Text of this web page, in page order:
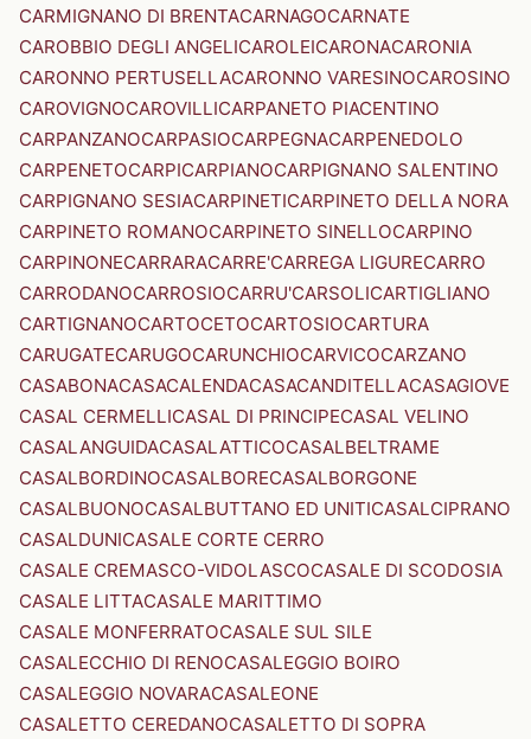
CARMIGNANO DI BRENTACARNAGOCARNATE
CAROBBIO DEGLI ANGELICAROLEICARONACARONIA
CARONNO PERTUSELLACARONNO VARESINOCAROSINO
CAROVIGNOCAROVILLICARPANETO PIACENTINO
CARPANZANOCARPASIOCARPEGNACARPENEDOLO
CARPENETOCARPICARPIANOCARPIGNANO SALENTINO
CARPIGNANO SESIACARPINETICARPINETO DELLA NORA
CARPINETO ROMANOCARPINETO SINELLOCARPINO
CARPINONECARRARACARRE'CARREGA LIGURECARRO
CARRODANOCARROSIOCARRU'CARSOLICARTIGLIANO
CARTIGNANOCARTOCETOCARTOSIOCARTURA
CARUGATECARUGOCARUNCHIOCARVICOCARZANO
CASABONACASACALENDACASACANDITELLACASAGIOVE
CASAL CERMELLICASAL DI PRINCIPECASAL VELINO
CASALANGUIDACASALATTICOCASALBELTRAME
CASALBORDINOCASALBORECASALBORGONE
CASALBUONOCASALBUTTANO ED UNITICASALCIPRANO
CASALDUNICASALE CORTE CERRO
CASALE CREMASCO-VIDOLASCOCASALE DI SCODOSIA
CASALE LITTACASALE MARITTIMO
CASALE MONFERRATOCASALE SUL SILE
CASALECCHIO DI RENOCASALEGGIO BOIRO
CASALEGGIO NOVARACASALEONE
CASALETTO CEREDANOCASALETTO DI SOPRA